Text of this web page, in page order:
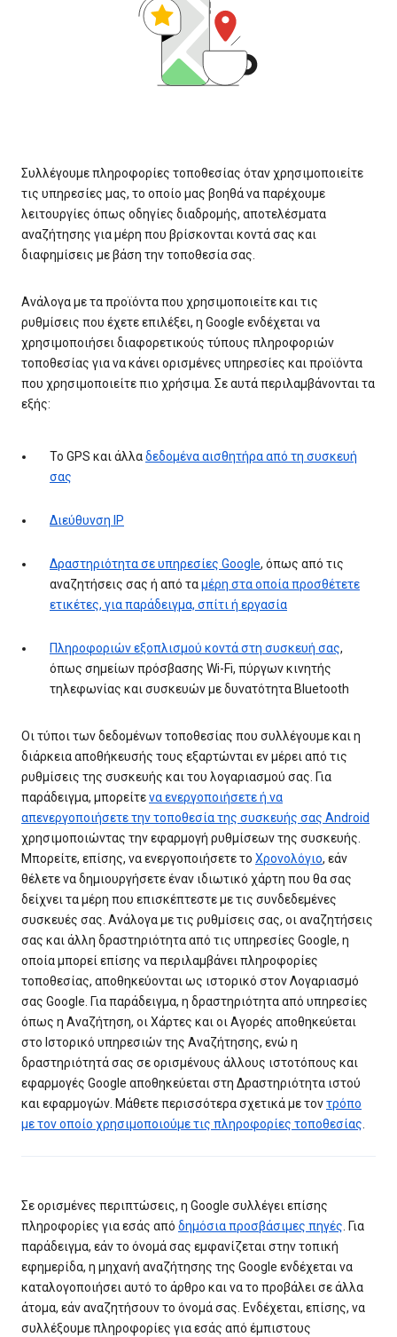
Συλλέγουμε πληροφορίες τοποθεσίας όταν χρησιμοποιείτε
τις υπηρεσίες μας, το οποίο μας βοηθά να παρέχουμε
λειτουργίες όπως οδηγίες διαδρομής, αποτελέσματα
αναζήτησης για μέρη που βρίσκονται κοντά σας και
διαφημίσεις με βάση την τοποθεσία σας.
Ανάλογα με τα προϊόντα που χρησιμοποιείτε και τις
ρυθμίσεις που έχετε επιλέξει, η Google ενδέχεται να
χρησιμοποιήσει διαφορετικούς τύπους πληροφοριών
τοποθεσίας για να κάνει ορισμένες υπηρεσίες και προϊόντα
που χρησιμοποιείτε πιο χρήσιμα. Σε αυτά περιλαμβάνονται τα
εξής:
Το GPS και άλλαδεδομένα αισθητήρα από τη συσκευή
σας
Διεύθυνση IP
Δραστηριότητα σε υπηρεσίες Google, όπως από τις
αναζητήσεις σας ή από ταμέρη στα οποία προσθέτετε
ετικέτες, για παράδειγμα, σπίτι ή εργασία
Πληροφοριών εξοπλισμού κοντά στη συσκευή σας,
όπως σημείων πρόσβασης Wi-Fi, πύργων κινητής
τηλεφωνίας και συσκευών με δυνατότητα Bluetooth
Οι τύποι των δεδομένων τοποθεσίας που συλλέγουμε και η
διάρκεια αποθήκευσής τους εξαρτώνται εν μέρει από τις
ρυθμίσεις της συσκευής και του λογαριασμού σας. Για
παράδειγμα, μπορείτενα ενεργοποιήσετε ή να
απενεργοποιήσετε την τοποθεσία της συσκευής σας Android
χρησιμοποιώντας την εφαρμογή ρυθμίσεων της συσκευής.
Μπορείτε, επίσης, να ενεργοποιήσετε το Χρονολόγιο, εάν
θέλετε να δημιουργήσετε έναν ιδιωτικό χάρτη που θα σας
δείχνει τα μέρη που επισκέπτεστε με τις συνδεδεμένες
συσκευές σας. Ανάλογα με τις ρυθμίσεις σας, οι αναζητήσεις
σας και άλλη δραστηριότητα από τις υπηρεσίες Google, η
οποία μπορεί επίσης να περιλαμβάνει πληροφορίες
τοποθεσίας, αποθηκεύονται ως ιστορικό στον Λογαριασμό
σας Google. Για παράδειγμα, η δραστηριότητα από υπηρεσίες
όπως η Αναζήτηση, οι Χάρτες και οι Αγορές αποθηκεύεται
στο Ιστορικό υπηρεσιών της Αναζήτησης, ενώ η
δραστηριότητά σας σε ορισμένους άλλους ιστοτόπους και
εφαρμογές Google αποθηκεύεται στη Δραστηριότητα ιστού
και εφαρμογών. Μάθετε περισσότερα σχετικά με τοντρόπο
με τον οποίο χρησιμοποιούμε τις πληροφορίες τοποθεσίας
Σε ορισμένες περιπτώσεις, η Google συλλέγει επίσης
πληροφορίες για εσάς από δημόσια προσβάσιμες πηγές . Για
παράδειγμα, εάν το όνομά σας εμφανίζεται στην τοπική
εφημερίδα, η μηχανή αναζήτησης της Google ενδέχεται να
καταλογοποιήσει αυτό το άρθρο και να το προβάλει σε άλλα
άτομα, εάν αναζητήσουν το όνομά σας. Ενδέχεται, επίσης, να
συλλέξουμε πληροφορίες για εσάς από έμπιστους